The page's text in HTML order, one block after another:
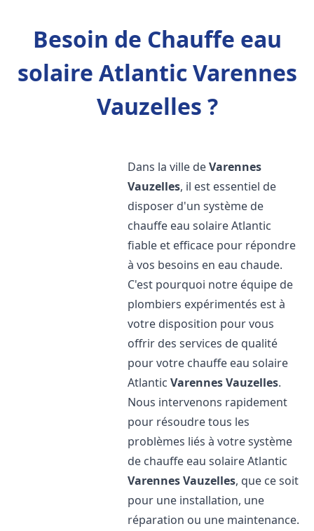
Besoin de Chauffe eau
solaire Atlantic Varennes
Vauzelles ?
Dans la ville deVarennes
Vauzelles, il est essentiel de
disposer d'un système de
chauffe eau solaire Atlantic
fiable et efficace pour répondre
à vos besoins en eau chaude.
C'est pourquoi notre équipe de
plombiers expérimentés est à
votre disposition pour vous
offrir des services de qualité
pour votre chauffe eau solaire
AtlanticVarennes Vauzelles.
Nous intervenons rapidement
pour résoudre tous les
problèmes liés à votre système
de chauffe eau solaire Atlantic
Varennes Vauzelles, que ce soit
pour une installation, une
réparation ou une maintenance.